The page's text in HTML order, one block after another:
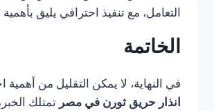
التعامل، مع تنفيذ احترافي يليق
الخاتمة
في النهاية، لا يمكن التقليل من أهمية
انذار حريق ثورن في مصر تمتلك